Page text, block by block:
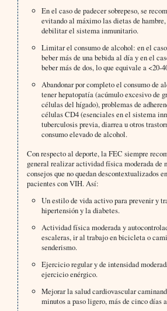
En el caso de padecer sobrepeso, se
evitando al máximo las dietas de hambre,
debilitar el sistema inmunitario.
Limitar el consumo de alcohol: en el
beber más de una bebida al día y en el
beber más de dos, lo que equivale a <20-
Abandonar por completo el consumo de
tener hepatopatía (acúmulo excesivo de
células del hígado), problemas de
células CD4 (esenciales en el sistema
tuberculosis previa, diarrea u otros
consumo elevado de alcohol.
Con respecto al deporte, la FEC siempre
general realizar actividad física moderada de
consejos que no quedan descontextualizados
pacientes con VIH. Así:
Un estilo de vida activo para prevenir y
hipertensión y la diabetes.
Actividad física moderada y
escaleras, ir al trabajo en bicicleta o
senderismo.
Ejercicio regular y de intensidad
ejercicio enérgico.
Mejorar la salud cardiovascular
minutos a paso ligero, más de cinco días